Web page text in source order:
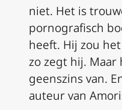
niet. Het is
pornografisch
heeft. Hij zou
zo zegt hij.
geenszins van.
auteur van